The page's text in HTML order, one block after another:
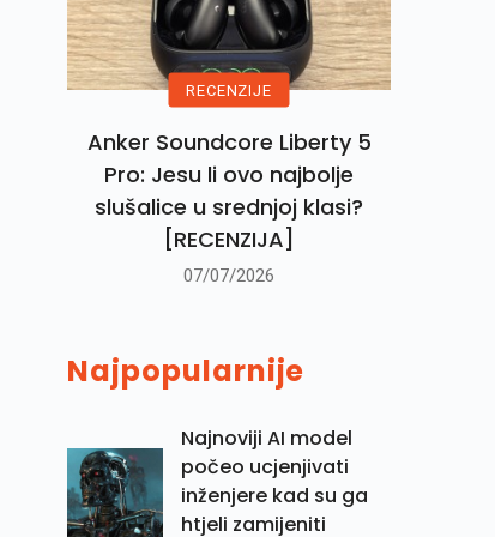
RECENZIJE
Anker Soundcore Liberty 5
Pro: Jesu li ovo najbolje
slušalice u srednjoj klasi?
[RECENZIJA]
07/07/2026
Najpopularnije
Najnoviji AI model
počeo ucjenjivati
inženjere kad su ga
htjeli zamijeniti